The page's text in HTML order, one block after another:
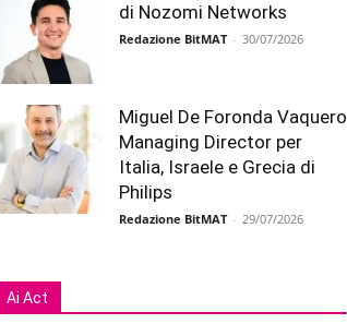
di Nozomi Networks
Redazione BitMAT - 30/07/2026
Miguel De Foronda Vaquero
Managing Director per
Italia, Israele e Grecia di
Philips
Redazione BitMAT - 29/07/2026
Ai Act